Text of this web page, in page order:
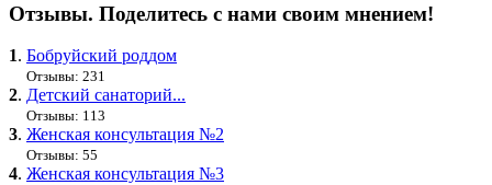
Отзывы. Поделитесь с нами своим мнением!
1. Бобруйский роддом
Отзывы: 231
2. Детский санаторий...
Отзывы: 113
3. Женская консультация №2
Отзывы: 55
4. Женская консультация №3